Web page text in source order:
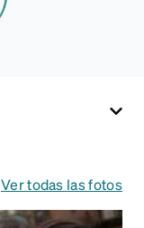
Ver todas las fotos